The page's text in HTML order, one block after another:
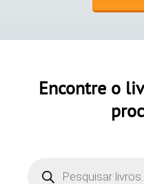
Encontre o